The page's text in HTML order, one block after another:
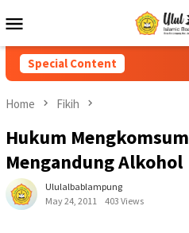
Special Content
Home Fikih
Hukum
Mengandung Alkohol
Ululalbablampung
May 24, 2011
403 Views